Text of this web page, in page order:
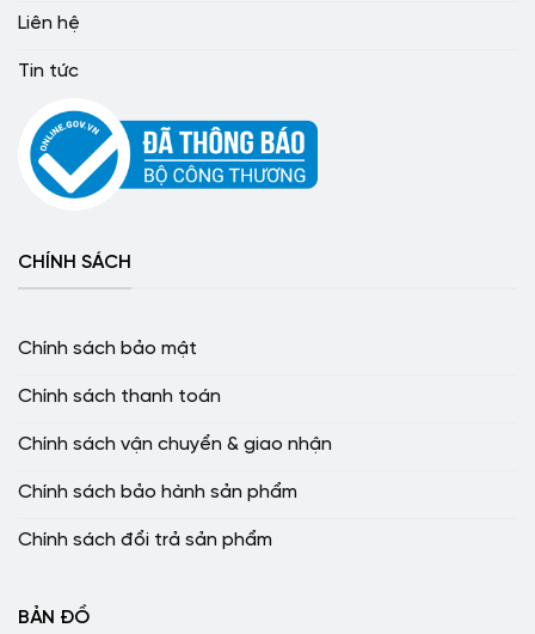
Liên hệ
Tin tức
CHÍNH SÁCH
Chính sách bảo mật
Chính sách thanh toán
Chính sách vận chuyển & giao nhận
Chính sách bảo hành sản phẩm
Chính sách đổi trả sản phẩm
BẢN ĐỒ